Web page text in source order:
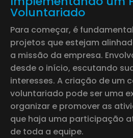
Voluntariado
Para começar, é
projetos que estejam
a missão da empresa.
desde o início, escutando
interesses. A criação de um
voluntariado pode ser uma
organizar e promover as
que haja uma participação
de toda a equipe.